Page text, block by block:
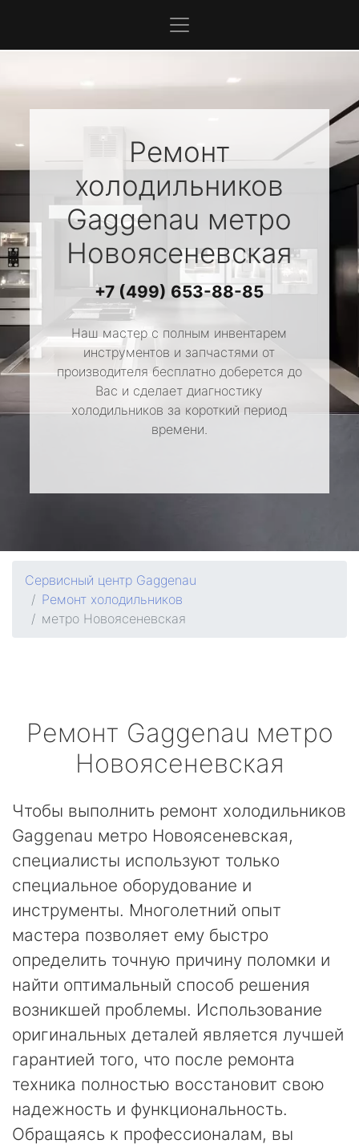
Ремонт
холодильников
Gaggenau метро
Новоясеневская
+7 (499) 653-88-85
Наш мастер с полным инвентарем
инструментов и запчастями от
производителя бесплатно доберется до
Вас и сделает диагностику
холодильников за короткий период
времени.
Сервисный центр Gaggenau
Ремонт холодильников
метро Новоясеневская
Ремонт Gaggenau метро
Новоясеневская
Чтобы выполнить ремонт холодильников
Gaggenau метро Новоясеневская,
специалисты используют только
специальное оборудование и
инструменты. Многолетний опыт
мастера позволяет ему быстро
определить точную причину поломки и
найти оптимальный способ решения
возникшей проблемы. Использование
оригинальных деталей является лучшей
гарантией того, что после ремонта
техника полностью восстановит свою
надежность и функциональность.
Обращаясь к профессионалам, вы